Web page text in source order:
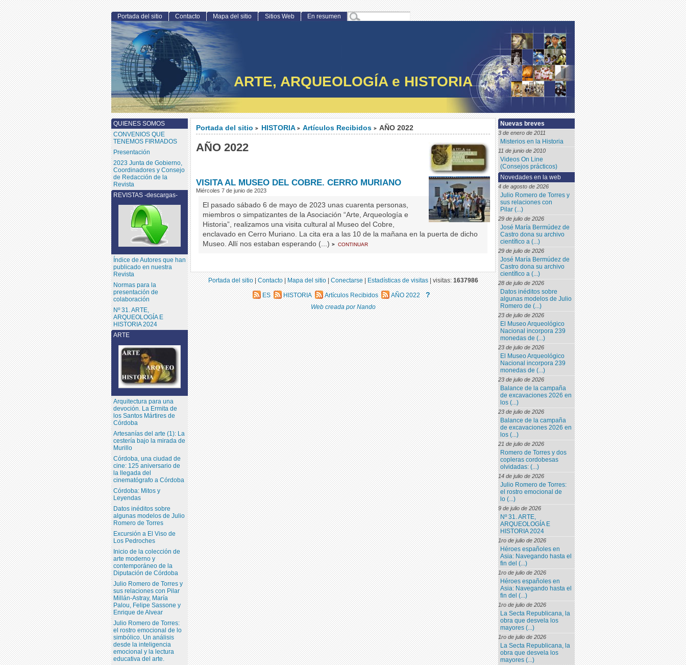
ARTE, ARQUEOLOGÍA e HISTORIA
Portada del sitio > HISTORIA > Artículos Recibidos > AÑO 2022
AÑO 2022
VISITA AL MUSEO DEL COBRE. CERRO MURIANO
Miércoles 7 de junio de 2023
El pasado sábado 6 de mayo de 2023 unas cuarenta personas,
miembros o simpatizantes de la Asociación “Arte, Arqueología e
Historia”, realizamos una visita cultural al Museo del Cobre,
enclavado en Cerro Muriano. La cita era a las 10 de la mañana en la puerta de dicho
Museo. Allí nos estaban esperando (...) > continuar
Nuevas breves
3 de enero de 2011
Misterios en la Historia
11 de junio de 2010
Videos On Line
(Consejos prácticos)
Novedades en la web
4 de agosto de 2026
Julio Romero de Torres y
sus relaciones con
Pilar (...)
29 de julio de 2026
José María Bermúdez de
Castro dona su archivo
científico a (...)
29 de julio de 2026
José María Bermúdez de
Castro dona su archivo
científico a (...)
28 de julio de 2026
Datos inéditos sobre
algunas modelos de Julio
Romero de (...)
23 de julio de 2026
El Museo Arqueológico
Nacional incorpora 239
monedas de (...)
23 de julio de 2026
El Museo Arqueológico
Nacional incorpora 239
monedas de (...)
23 de julio de 2026
Balance de la campaña
de excavaciones 2026 en
los (...)
23 de julio de 2026
Balance de la campaña
de excavaciones 2026 en
los (...)
21 de julio de 2026
Romero de Torres y dos
copleras cordobesas
olvidadas: (...)
14 de julio de 2026
Julio Romero de Torres:
el rostro emocional de
lo (...)
9 de julio de 2026
Nº 31. ARTE,
ARQUEOLOGÍA E
HISTORIA 2024
1ro de julio de 2026
Héroes españoles en
Asia: Navegando hasta el
fin del (...)
1ro de julio de 2026
Héroes españoles en
Asia: Navegando hasta el
fin del (...)
1ro de julio de 2026
La Secta Republicana, la
obra que desvela los
mayores (...)
1ro de julio de 2026
La Secta Republicana, la
obra que desvela los
mayores (...)
Portada del sitio Contacto Mapa del sitio Sitios Web En resumen
QUIENES SOMOS
CONVENIOS QUE
TENEMOS FIRMADOS
Presentación
2023 Junta de Gobierno,
Coordinadores y Consejo
de Redacción de la
Revista
ARTE
Arquitectura para una
devoción. La Ermita de
los Santos Mártires de
Córdoba
Artesanías del arte (1): La
cestería bajo la mirada de
Murillo
Córdoba, una ciudad de
cine: 125 aniversario de
la llegada del
cinematógrafo a Córdoba
Córdoba: Mitos y
Leyendas
Datos inéditos sobre
algunas modelos de Julio
Romero de Torres
Excursión a El Viso de
Los Pedroches
Inicio de la colección de
arte moderno y
contemporáneo de la
Diputación de Córdoba
Julio Romero de Torres y
sus relaciones con Pilar
Millán-Astray, María
Palou, Felipe Sassone y
Enrique de Alvear
Julio Romero de Torres:
el rostro emocional de lo
simbólico. Un análisis
desde la inteligencia
emocional y la lectura
educativa del arte.
REVISTAS -descargas-
Índice de Autores que han
publicado en nuestra
Revista
Normas para la
presentación de
colaboración
Nº 31. ARTE,
ARQUEOLOGÍA E
HISTORIA 2024
Portada del sitio|Contacto|Mapa del sitio|Conectarse|Estadísticas de visitas|visitas:1637986
ES HISTORIA Artículos Recibidos AÑO 2022 ?
Web creada por Nando